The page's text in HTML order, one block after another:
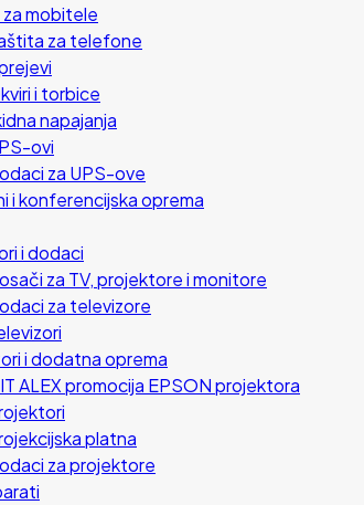
mobitele
za telefone
i torbice
napajanja
ovi
za UPS-ove
i konferencijska oprema
i dodaci
za TV, projektore i monitore
za televizore
i dodatna oprema
ALEX promocija EPSON projektora
platna
za projektore